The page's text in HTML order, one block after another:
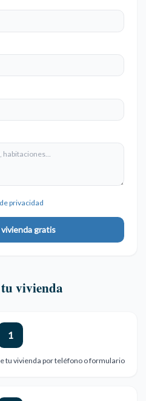
privacidad
gratis
vivienda
1
tu vivienda por teléfono o formulario